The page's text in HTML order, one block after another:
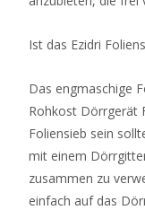
Ist das Ezidri
Das engmaschige
Rohkost Dörrgerät
Foliensieb sein
mit einem
zusammen zu
einfach auf das